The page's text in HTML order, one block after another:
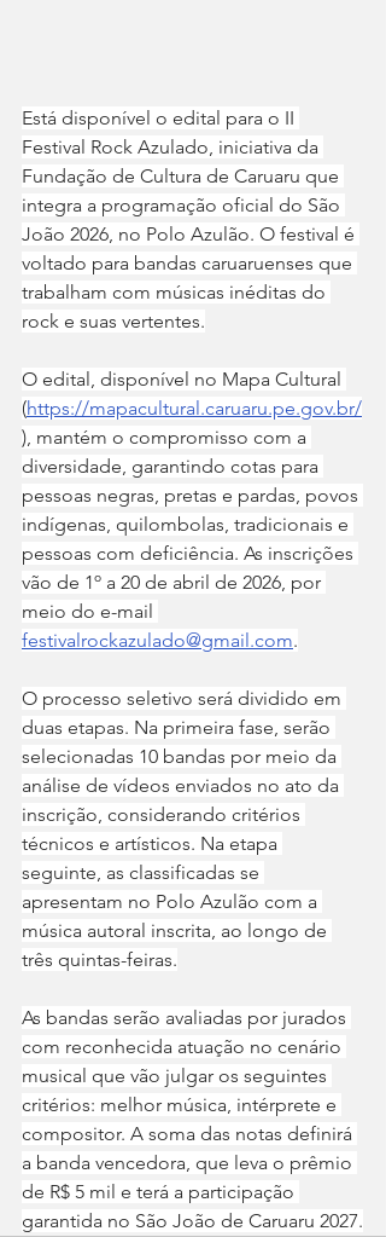
Está disponível o edital para o II
Festival Rock Azulado, iniciativa da
Fundação de Cultura de Caruaru que
integra a programação oficial do São
João 2026, no Polo Azulão. O festival é
voltado para bandas caruaruenses que
trabalham com músicas inéditas do
rock e suas vertentes.
O edital, disponível no Mapa Cultural
(https://mapacultural.caruaru.pe.gov.br/
), mantém o compromisso com a
diversidade, garantindo cotas para
pessoas negras, pretas e pardas, povos
indígenas, quilombolas, tradicionais e
pessoas com deficiência. As inscrições
vão de 1º a 20 de abril de 2026, por
meio do e-mail
festivalrockazulado@gmail.com.
O processo seletivo será dividido em
duas etapas. Na primeira fase, serão
selecionadas 10 bandas por meio da
análise de vídeos enviados no ato da
inscrição, considerando critérios
técnicos e artísticos. Na etapa
seguinte, as classificadas se
apresentam no Polo Azulão com a
música autoral inscrita, ao longo de
três quintas-feiras.
As bandas serão avaliadas por jurados
com reconhecida atuação no cenário
musical que vão julgar os seguintes
critérios: melhor música, intérprete e
compositor. A soma das notas definirá
a banda vencedora, que leva o prêmio
de R$ 5 mil e terá a participação
garantida no São João de Caruaru 2027.